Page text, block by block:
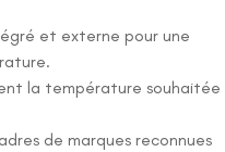
et externe pour une
la température souhaitée
de marques reconnues